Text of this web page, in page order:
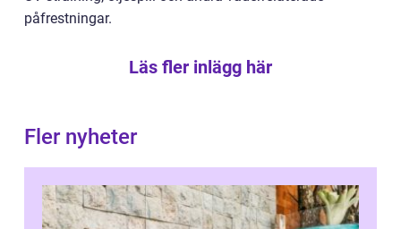
påfrestningar.
Läs fler inlägg här
Fler nyheter